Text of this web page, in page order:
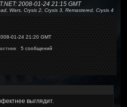
2008-01-24 21:15 GMT
Wars, Crysis 2, Crysis 3, Remastered, Crysis 4
01-24 21:20 GMT
5 сообщений
выглядит.